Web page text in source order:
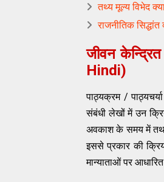
तथ्य मूल्य विभेद
राजनीतिक
जीवन
Hindi)
पाठ्यक्रम /
संबंधी लेखों में उन
अवकाश के समय में तथा
इससे प्रकार की
मान्याताओं पर